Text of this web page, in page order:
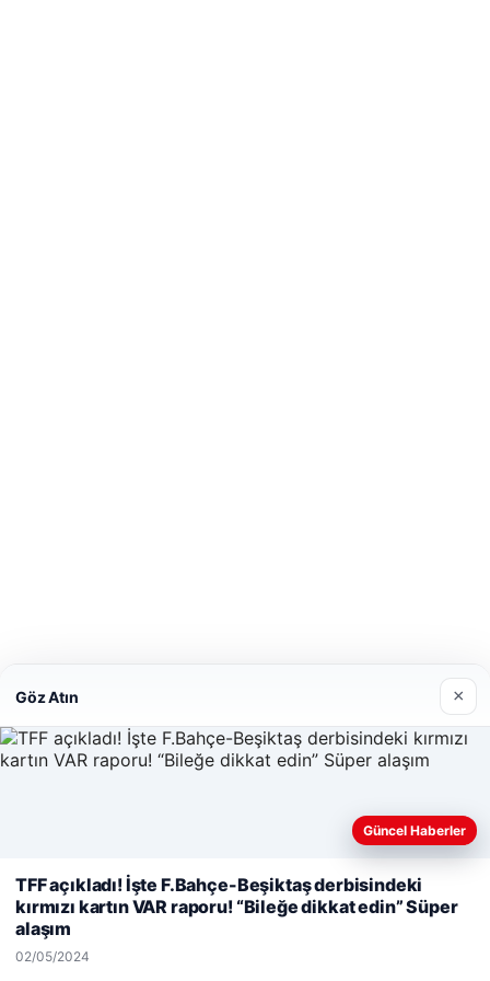
kişiselleştirmek ve geliştirmek amacıyla çerezler kullanıyoruz.
Politikamız
Reddet
Göz Atın ×
Güncel Haberler
TFF açıkladı! İşte F.Bahçe-Beşiktaş derbisindeki
kırmızı kartın VAR raporu! “Bileğe dikkat edin” Süper
alaşım
02/05/2024